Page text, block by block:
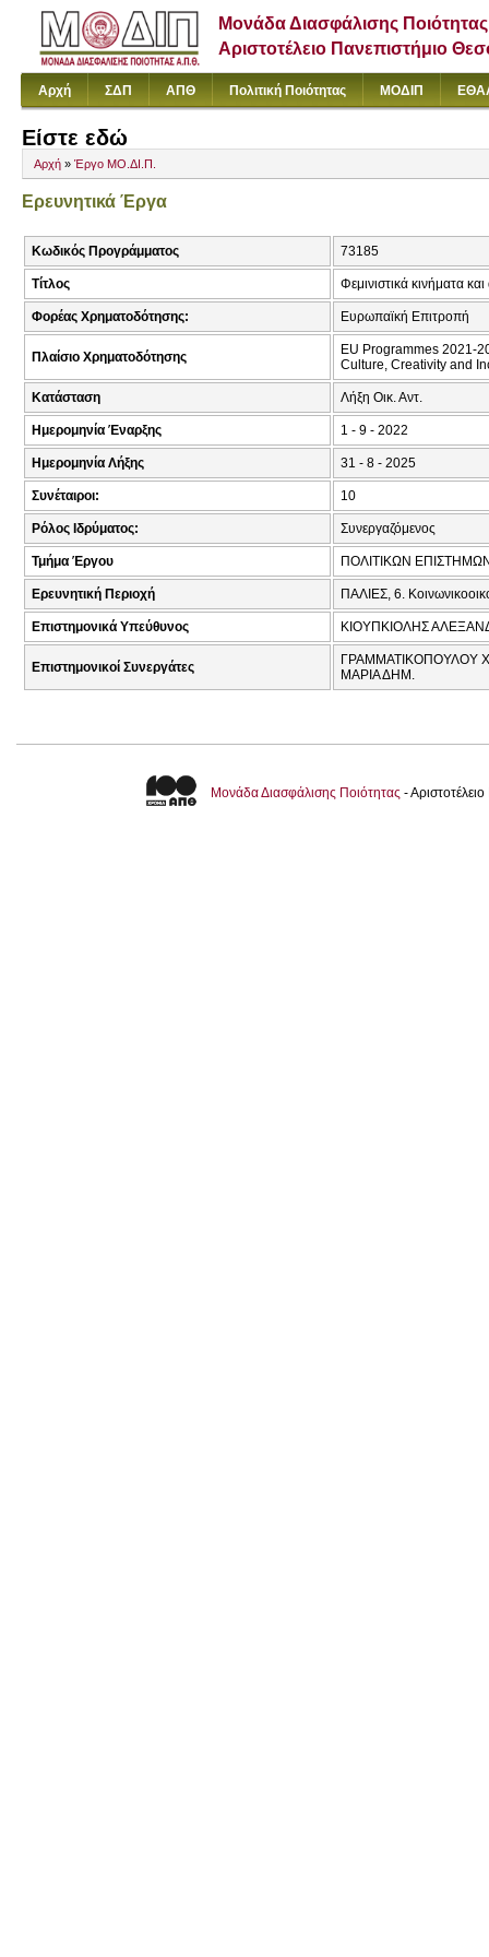
Μονάδα Διασφάλισης Ποιότητας
Αριστοτέλειο Πανεπιστήμιο
Αρχή ΣΔΠ ΑΠΘ Πολιτική Ποιότητας ΜΟΔΙΠ
Είστε εδώ
Αρχή » Έργο ΜΟ.ΔΙ.Π.
Ερευνητικά Έργα
Κωδικός Προγράμματος 73185
Τίτλος Φεμινιστικά κινήματα
Φορέας Χρηματοδότησης: Ευρωπαϊκή Επιτροπή
Πλαίσιο Χρηματοδότησης
EU Programmes 2021-
Culture, Creativity and
Κατάσταση Λήξη Οικ. Αντ.
Ημερομηνία Έναρξης 1 - 9 - 2022
Ημερομηνία Λήξης 31 - 8 - 2025
Συνέταιροι: 10
Ρόλος Ιδρύματος: Συνεργαζόμενος
Τμήμα Έργου ΠΟΛΙΤΙΚΩΝ
Ερευνητική Περιοχή ΠΑΛΙΕΣ, 6.
Επιστημονικά Υπεύθυνος ΚΙΟΥΠΚΙΟΛΗΣ
Επιστημονικοί Συνεργάτες
ΓΡΑΜΜΑΤΙΚΟΠΟΥΛΟΥ
ΜΑΡΙΑ ΔΗΜ.
Μονάδα Διασφάλισης Ποιότητας -